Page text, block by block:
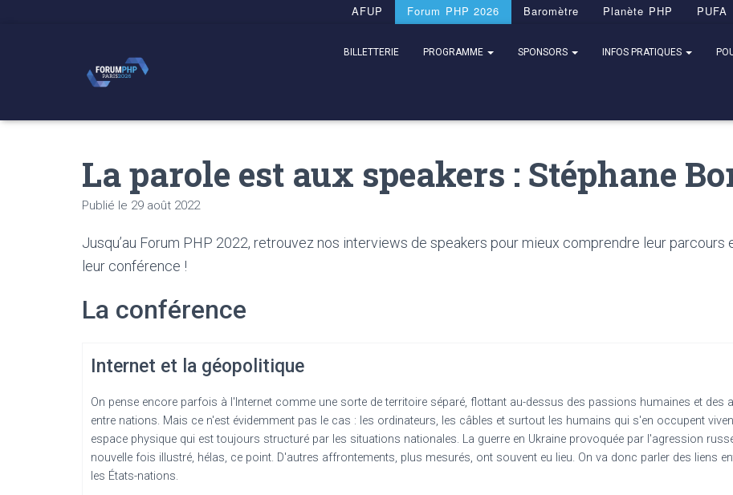
AFUP Forum PHP 2026 Baromètre Planète PHP PUFA
BILLETTERIE PROGRAMME SPONSORS INFOS PRATIQUES
La parole est aux speakers : Stéphane
Publié le 29 août 2022
Jusqu’au Forum PHP 2022, retrouvez nos interviews de speakers pour mieux comprendre leur parcours
leur conférence !
La conférence
Internet et la géopolitique
On pense encore parfois à l'Internet comme une sorte de territoire séparé, flottant au-dessus des passions humaines et des
entre nations. Mais ce n'est évidemment pas le cas : les ordinateurs, les câbles et surtout les humains qui s'en occupent
espace physique qui est toujours structuré par les situations nationales. La guerre en Ukraine provoquée par l'agression
nouvelle fois illustré, hélas, ce point. D'autres affrontements, plus mesurés, ont souvent eu lieu. On va donc parler des liens
les États-nations.